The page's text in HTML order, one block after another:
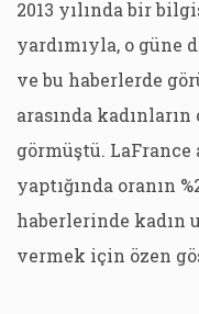
2013 yılında bir
yardımıyla, o güne
ve bu haberlerde
arasında kadınların
görmüştü. LaFrance
yaptığında oranın
haberlerinde kadın
vermek için özen